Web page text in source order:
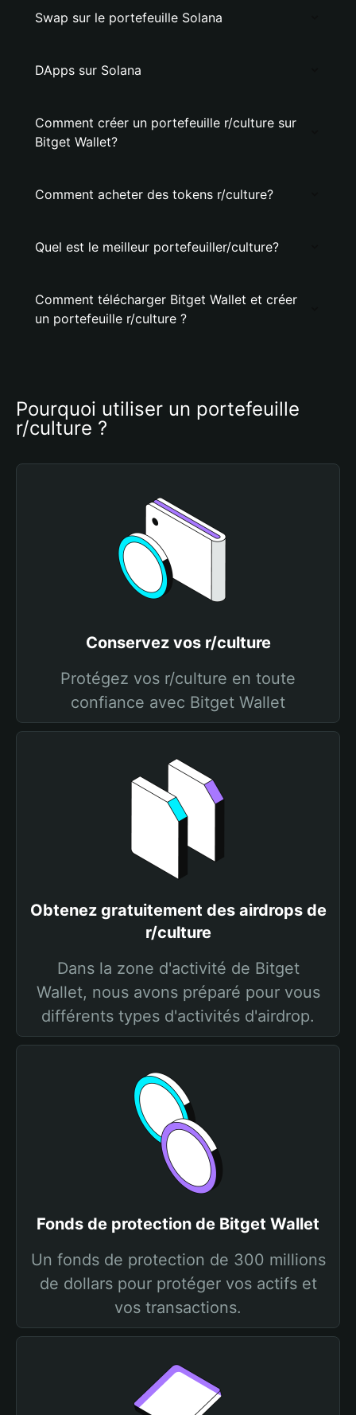
Swap sur le portefeuille Solana
DApps sur Solana
Comment créer un portefeuille r/culture sur
Bitget Wallet?
Comment acheter des tokens r/culture?
Quel est le meilleur portefeuiller/culture?
Comment télécharger Bitget Wallet et créer
un portefeuille r/culture ?
Pourquoi utiliser un portefeuille
r/culture ?
Conservez vos r/culture
Protégez vos r/culture en toute
confiance avec Bitget Wallet
Obtenez gratuitement des airdrops de
r/culture
Dans la zone d'activité de Bitget
Wallet, nous avons préparé pour vous
différents types d'activités d'airdrop.
Fonds de protection de Bitget Wallet
Un fonds de protection de 300 millions
de dollars pour protéger vos actifs et
vos transactions.